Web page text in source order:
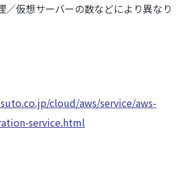
／仮想サーバーの数などにより異なり
cloud/aws/service/aws-
service.html